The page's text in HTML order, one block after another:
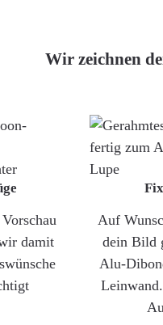
Wir zeichnen
damit
Auf
dein Bild
Alu-